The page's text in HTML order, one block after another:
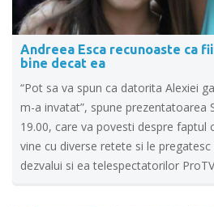
Andreea Esca recunoaste ca
bine decat ea
“Pot sa va spun ca datorita Alexiei
m-a invatat”, spune prezentatoarea
19.00, care va povesti despre faptul
vine cu diverse retete si le
dezvalui si ea telespectatorilor